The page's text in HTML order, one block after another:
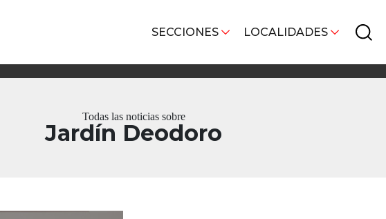
SECCIONES LOCALIDADES
Todas las noticias sobre
Jardín Deodoro